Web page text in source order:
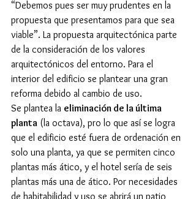
“Debemos pues ser muy prudentes en la
propuesta que presentamos para que sea
viable”. La propuesta arquitectónica parte
de la consideración de los valores
arquitectónicos del entorno. Para el
interior del edificio se plantear una gran
reforma debido al cambio de uso.
Se plantea la eliminación de la última
planta (la octava), pro lo que así se logra
que el edificio esté fuera de ordenación en
solo una planta, ya que se permiten cinco
plantas más ático, y el hotel sería de seis
plantas más una de ático. Por necesidades
de habitabilidad y uso se abrirá un patio